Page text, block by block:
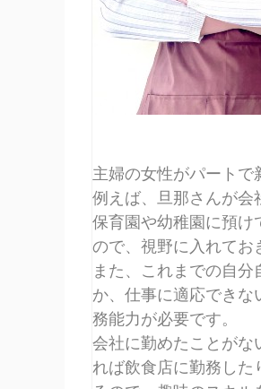
主婦の女性がパートで
例えば、旦那さんが会
保育園や幼稚園に預け
ので、視野に入れてお
また、これまでの自
か、仕事に適応でき
務能力が必要です。
会社に勤めたことがな
れば飲食店に勤務し